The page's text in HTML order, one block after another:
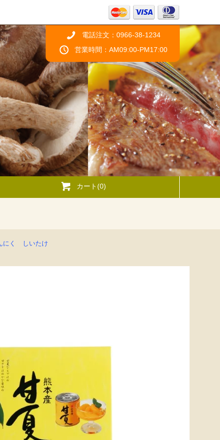
電話注文：0966-38-1234
営業時間：AM09:00-PM17:00
カート(0)
にく しいたけ